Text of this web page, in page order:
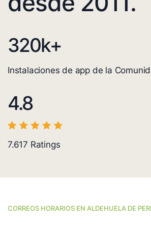
320k+
Instalaciones de app de la
4.8
7.617 Ratings
CORREOS HORARIOS EN ALDEHUELA DE